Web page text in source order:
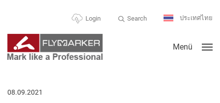
Login Search ประเทศไทย
Menü
08.09.2021